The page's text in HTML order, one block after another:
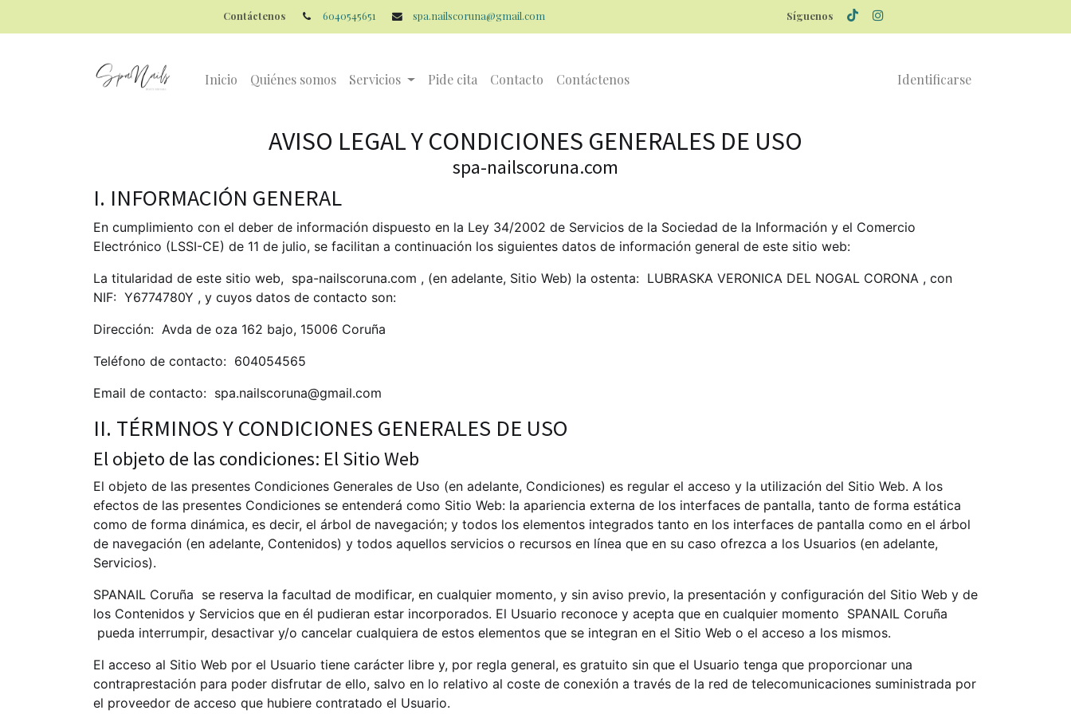
Contáctenos 6040545651 spa.nailscoruna@gmail.com Síguenos
Inicio Quiénes somos Servicios Pide cita Contacto Contáctenos Identificarse
AVISO LEGAL Y CONDICIONES GENERALES DE USO
spa-nailscoruna.com
I. INFORMACIÓN GENERAL
En cumplimiento con el deber de información dispuesto en la Ley 34/2002 de Servicios de la Sociedad de la Información y el Comercio
Electrónico (LSSI-CE) de 11 de julio, se facilitan a continuación los siguientes datos de información general de este sitio web:
La titularidad de este sitio web, spa-nailscoruna.com , (en adelante, Sitio Web) la ostenta: LUBRASKA VERONICA DEL NOGAL CORONA , con
NIF: Y6774780Y , y cuyos datos de contacto son:
Dirección: Avda de oza 162 bajo, 15006 Coruña
Teléfono de contacto: 604054565
Email de contacto: spa.nailscoruna@gmail.com
II. TÉRMINOS Y CONDICIONES GENERALES DE USO
El objeto de las condiciones: El Sitio Web
El objeto de las presentes Condiciones Generales de Uso (en adelante, Condiciones) es regular el acceso y la utilización del Sitio Web. A los
efectos de las presentes Condiciones se entenderá como Sitio Web: la apariencia externa de los interfaces de pantalla, tanto de forma estática
como de forma dinámica, es decir, el árbol de navegación; y todos los elementos integrados tanto en los interfaces de pantalla como en el árbol
de navegación (en adelante, Contenidos) y todos aquellos servicios o recursos en línea que en su caso ofrezca a los Usuarios (en adelante,
Servicios).
SPANAIL Coruña se reserva la facultad de modificar, en cualquier momento, y sin aviso previo, la presentación y configuración del Sitio Web y de
los Contenidos y Servicios que en él pudieran estar incorporados. El Usuario reconoce y acepta que en cualquier momento SPANAIL Coruña
pueda interrumpir, desactivar y/o cancelar cualquiera de estos elementos que se integran en el Sitio Web o el acceso a los mismos.
El acceso al Sitio Web por el Usuario tiene carácter libre y, por regla general, es gratuito sin que el Usuario tenga que proporcionar una
contraprestación para poder disfrutar de ello, salvo en lo relativo al coste de conexión a través de la red de telecomunicaciones suministrada por
el proveedor de acceso que hubiere contratado el Usuario.